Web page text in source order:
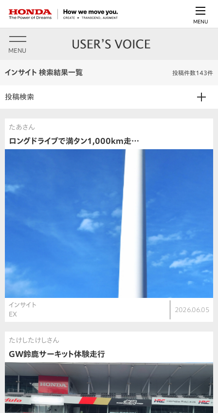
MENU
MENU
インサイト 検索結果一覧 投稿件数143件
投稿検索
たあさん
ロングドライブで満タン1,000km走…
インサイト
EX
2026.06.05
たけしたけしさん
GW鈴鹿サーキット体験走行